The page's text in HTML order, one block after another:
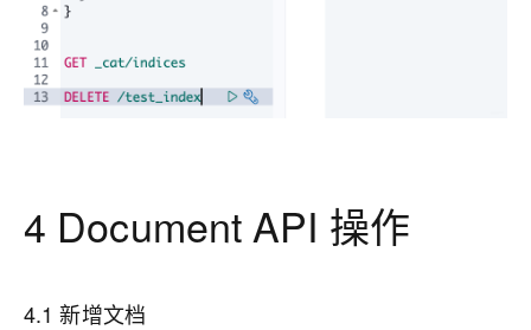
4 Document API 操作
4.1 新增文档